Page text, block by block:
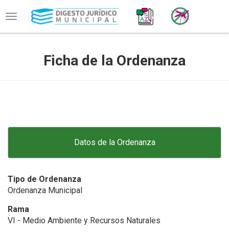
Toggle
Ficha de la Ordenanza
Datos de la Ordenanza
Tipo de Ordenanza
Ordenanza Municipal
Rama
VI - Medio Ambiente y Recursos Naturales